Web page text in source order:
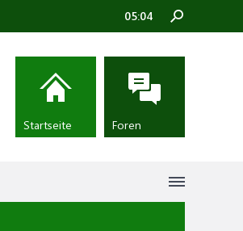
05:04
Startseite Foren